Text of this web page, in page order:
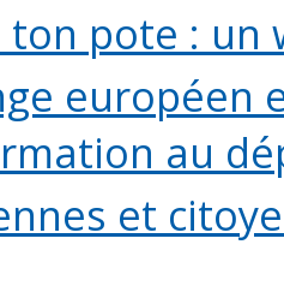
ton pote : un
européen
au
et